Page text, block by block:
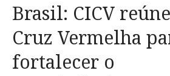
Brasil: CICV
Cruz Vermelha
fortalecer o